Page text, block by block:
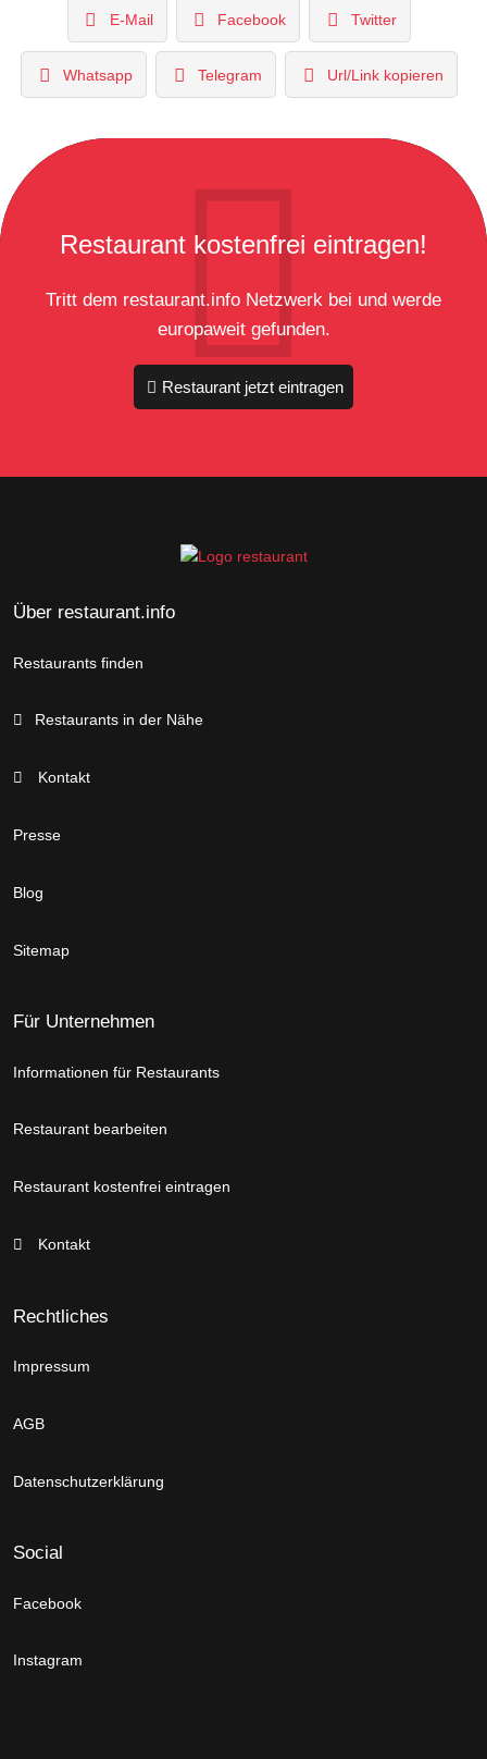
E-Mail Facebook Twitter
Whatsapp Telegram Url/Link kopieren
Restaurant kostenfrei eintragen!
Tritt dem restaurant.info Netzwerk bei und werde
europaweit gefunden.
Restaurant jetzt eintragen
Über restaurant.info
Restaurants finden
Restaurants in der Nähe
Kontakt
Presse
Blog
Sitemap
Für Unternehmen
Informationen für Restaurants
Restaurant bearbeiten
Restaurant kostenfrei eintragen
Kontakt
Rechtliches
Impressum
AGB
Datenschutzerklärung
Social
Facebook
Instagram